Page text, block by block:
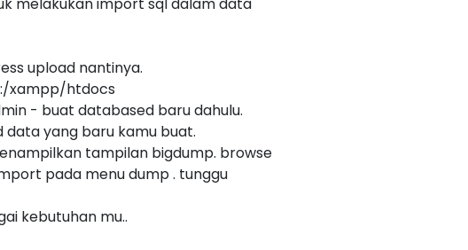
melakukan import sql dalam data
upload nantinya.
xampp/htdocs
- buat databased baru dahulu.
yang baru kamu buat.
tampilan bigdump. browse
pada menu dump . tunggu
kebutuhan mu..